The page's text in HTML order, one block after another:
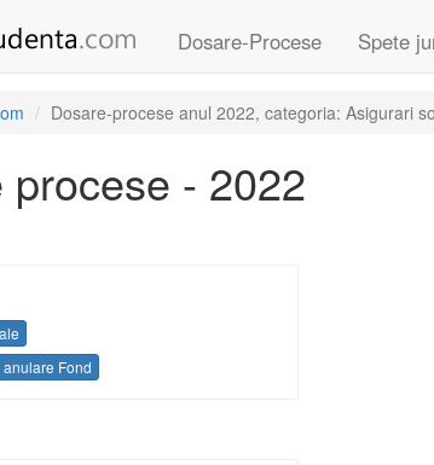
Dosare-Procese Spete
Dosare-procese anul 2022, categoria: Asigurari
procese - 2022
Fond